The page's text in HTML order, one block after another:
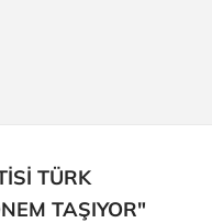
TÜRK
TAŞIYOR"